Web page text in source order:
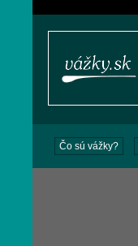
Čo sú vážky?